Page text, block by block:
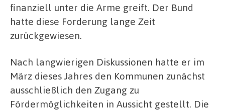
finanziell unter die Arme greift. Der Bund
hatte diese Forderung lange Zeit
zurückgewiesen.
Nach langwierigen Diskussionen hatte er im
März dieses Jahres den Kommunen zunächst
ausschließlich den Zugang zu
Fördermöglichkeiten in Aussicht gestellt. Die